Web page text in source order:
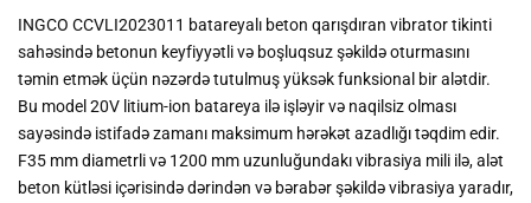
INGCO CCVLI2023011 batareyalı beton qarışdıran vibrator tikinti
sahəsində betonun keyfiyyətli və boşluqsuz şəkildə oturmasını
təmin etmək üçün nəzərdə tutulmuş yüksək funksional bir alətdir.
Bu model 20V litium-ion batareya ilə işləyir və naqilsiz olması
sayəsində istifadə zamanı maksimum hərəkət azadlığı təqdim edir.
F35 mm diametrli və 1200 mm uzunluğundakı vibrasiya mili ilə, alət
beton kütləsi içərisində dərindən və bərabər şəkildə vibrasiya yaradır,